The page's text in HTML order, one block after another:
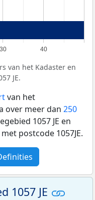
30 40
van het Kadaster en
JE.
van het
over meer dan 250
1057 JE en
met postcode 1057JE.
1057 JE